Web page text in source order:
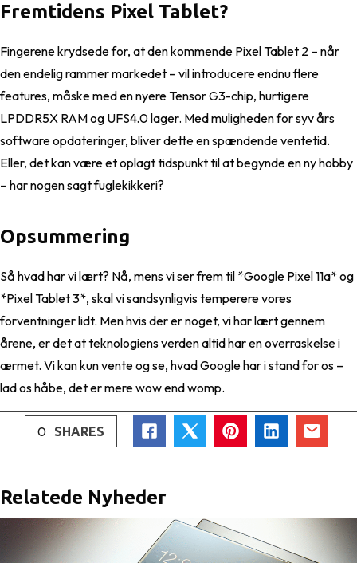
Fremtidens Pixel Tablet?
Fingerene krydsede for, at den kommende Pixel Tablet 2 – når
den endelig rammer markedet – vil introducere endnu flere
features, måske med en nyere Tensor G3-chip, hurtigere
LPDDR5X RAM og UFS4.0 lager. Med muligheden for syv års
software opdateringer, bliver dette en spændende ventetid.
Eller, det kan være et oplagt tidspunkt til at begynde en ny hobby
– har nogen sagt fuglekikkeri?
Opsummering
Så hvad har vi lært? Nå, mens vi ser frem til *Google Pixel 11a* og
*Pixel Tablet 3*, skal vi sandsynligvis temperere vores
forventninger lidt. Men hvis der er noget, vi har lært gennem
årene, er det at teknologiens verden altid har en overraskelse i
ærmet. Vi kan kun vente og se, hvad Google har i stand for os –
lad os håbe, det er mere wow end womp.
0 SHARES
Relatede Nyheder